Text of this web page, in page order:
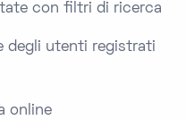
con filtri di ricerca
degli utenti registrati
online